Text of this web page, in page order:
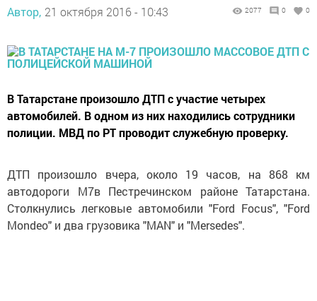
Автор, 21 октября 2016 - 10:43 2077 0 0
В Татарстане произошло ДТП с участие четырех
автомобилей. В одном из них находились сотрудники
полиции. МВД по РТ проводит служебную проверку.
ДТП произошло вчера, около 19 часов, на 868 км
автодороги М7в Пестречинском районе Татарстана.
Столкнулись легковые автомобили "Ford Focus", "Ford
Mondeo" и два грузовика "MAN" и "Mersedes".